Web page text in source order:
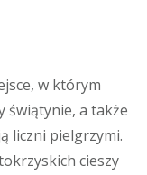
w którym
świątynie, a także
liczni pielgrzymi.
cieszy